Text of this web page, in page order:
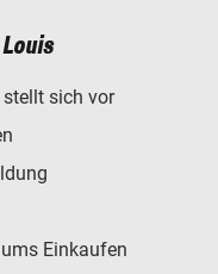
sich vor
Einkaufen